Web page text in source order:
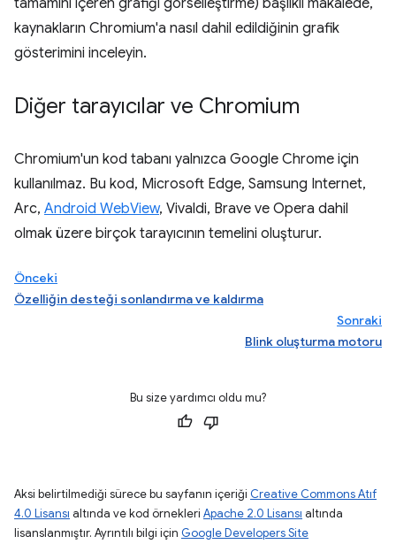
tamamını içeren grafiği görselleştirme) başlıklı makalede,
kaynakların Chromium'a nasıl dahil edildiğinin grafik
gösterimini inceleyin.
Diğer tarayıcılar ve Chromium
Chromium'un kod tabanı yalnızca Google Chrome için
kullanılmaz. Bu kod, Microsoft Edge, Samsung Internet,
Arc, Android WebView, Vivaldi, Brave ve Opera dahil
olmak üzere birçok tarayıcının temelini oluşturur.
Önceki
Özelliğin desteği sonlandırma ve kaldırma
Sonraki
Blink oluşturma motoru
Bu size yardımcı oldu mu?
Aksi belirtilmediği sürece bu sayfanın içeriği Creative Commons Atıf
4.0 Lisansı altında ve kod örnekleri Apache 2.0 Lisansı altında
lisanslanmıştır. Ayrıntılı bilgi için Google Developers Site